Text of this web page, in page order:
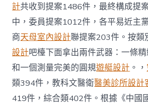
計共收到提案1486件，最終構成提
中，委員提案1012件，各平易近主
商天母室內設計聯提案203件。按類
設計吧檯下面拿出兩件武器：一條精
和一個測量完美的圓規遊艇設計 。，
類394件，教科文醫衛醫美診所設計
419件，綜合類402件。根據《中國